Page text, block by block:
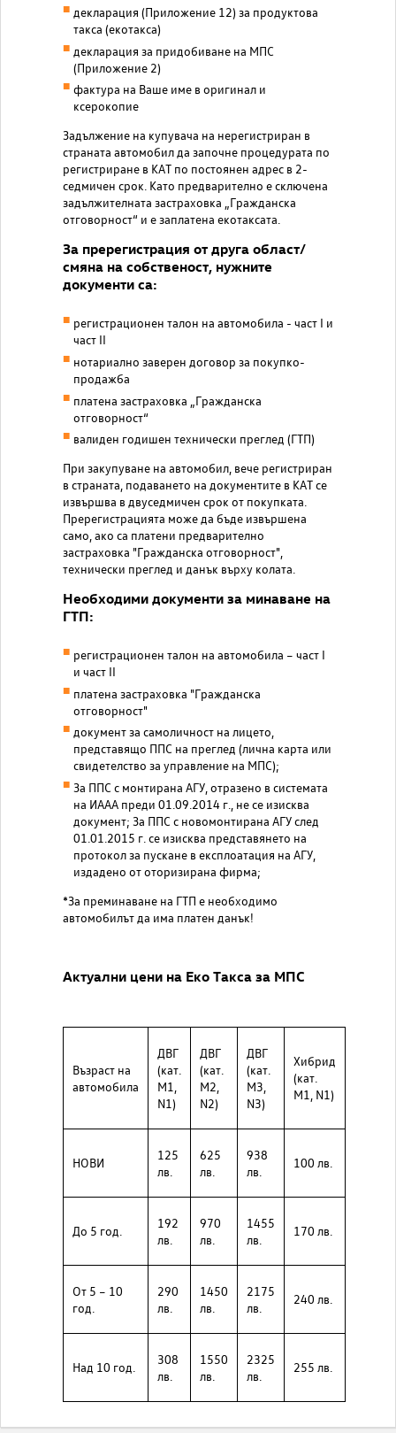
декларация (Приложение 12) за продуктова
такса (екотакса)
декларация за придобиване на МПС
(Приложение 2)
фактура на Ваше име в оригинал и
ксерокопие
Задължение на купувача на нерегистриран в
страната автомобил да започне процедурата по
регистриране в КАТ по постоянен адрес в 2-
седмичен срок. Като предварително е сключена
задължителната застраховка „Гражданска
отговорност“ и е заплатена екотаксата.
За пререгистрация от друга област/
смяна на собственост, нужните
документи са:
регистрационен талон на автомобила - част I и
част II
нотариално заверен договор за покупко-
продажба
платена застраховка „Гражданска
отговорност“
валиден годишен технически преглед (ГТП)
При закупуване на автомобил, вече регистриран
в страната, подаването на документите в КАТ се
извършва в двуседмичен срок от покупката.
Пререгистрацията може да бъде извършена
само, ако са платени предварително
застраховка "Гражданска отговорност",
технически преглед и данък върху колата.
Необходими документи за минаване на
ГТП:
регистрационен талон на автомобила – част I
и част II
платена застраховка "Гражданска
отговорност"
документ за самоличност на лицето,
представящо ППС на преглед (лична карта или
свидетелство за управление на МПС);
За ППС с монтирана АГУ, отразено в системата
на ИААА преди 01.09.2014 г., не се изисква
документ; За ППС с новомонтирана АГУ след
01.01.2015 г. се изисква представянето на
протокол за пускане в експлоатация на АГУ,
издадено от оторизирана фирма;
*За преминаване на ГТП е необходимо
автомобилът да има платен данък!
Актуални цени на Еко Такса за МПС
Възраст на
автомобила
ДВГ
(кат.
М1,
N1)
ДВГ
(кат.
M2,
N2)
ДВГ
(кат.
M3,
N3)
Хибрид
(кат.
M1, N1)
НОВИ
125
лв.
625
лв.
938
лв.
100 лв.
До 5 год.
192
лв.
970
лв.
1455
лв.
170 лв.
От 5 – 10
год.
290
лв.
1450
лв.
2175
лв.
240 лв.
Над 10 год.
308
лв.
1550
лв.
2325
лв.
255 лв.